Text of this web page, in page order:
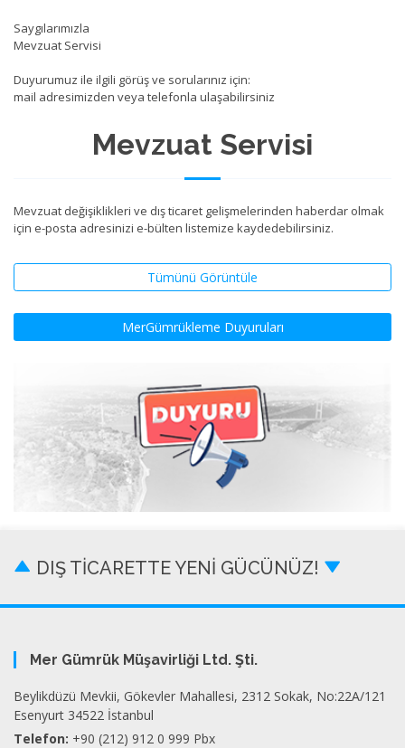
Mevzuat Servisi
Mevzuat değişiklikleri ve dış ticaret gelişmelerinden haberdar olmak
için e-posta adresinizi e-bülten listemize kaydedebilirsiniz.
Tümünü Görüntüle
MerGümrükleme Duyuruları
Saygılarımızla
Mevzuat Servisi
Duyurumuz ile ilgili görüş ve sorularınız için:
mail adresimizden veya telefonla ulaşabilirsiniz
DIŞ TİCARETTE YENİ GÜCÜNÜZ!
Mer Gümrük Müşavirliği Ltd. Şti.
Beylikdüzü Mevkii, Gökevler Mahallesi, 2312 Sokak, No:22A/121
Esenyurt 34522 İstanbul
Telefon: +90 (212) 912 0 999 Pbx